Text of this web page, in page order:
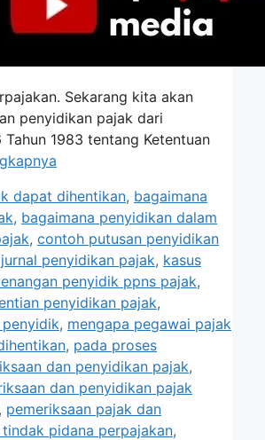
Sekarang kita akan
penyidikan pajak dari
1983 tentang Ketentuan
dapat dihentikan, bagaimana
, bagaimana penyidikan dalam
, contoh putusan penyidikan
jurnal penyidikan pajak, kasus
penyidik ppns pajak,
penyidikan pajak,
, mengapa pegawai pajak
, pada proses
dan penyidikan pajak,
dan penyidikan pajak
, pemeriksaan pajak dan
pidana perpajakan,